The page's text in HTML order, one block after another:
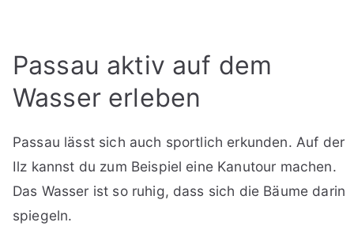
Passau aktiv auf dem
Wasser erleben
Passau lässt sich auch sportlich erkunden. Auf der
Ilz kannst du zum Beispiel eine Kanutour machen.
Das Wasser ist so ruhig, dass sich die Bäume darin
spiegeln.